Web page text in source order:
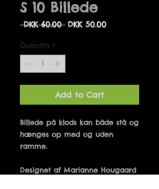
S 10 Billede
DKK 60.00 Regular
DKK 50.00Sale
Quantity *
Add to Cart
Billede på klods kan både stå og
hænges op med og uden
Designet af Marianne Hougaard